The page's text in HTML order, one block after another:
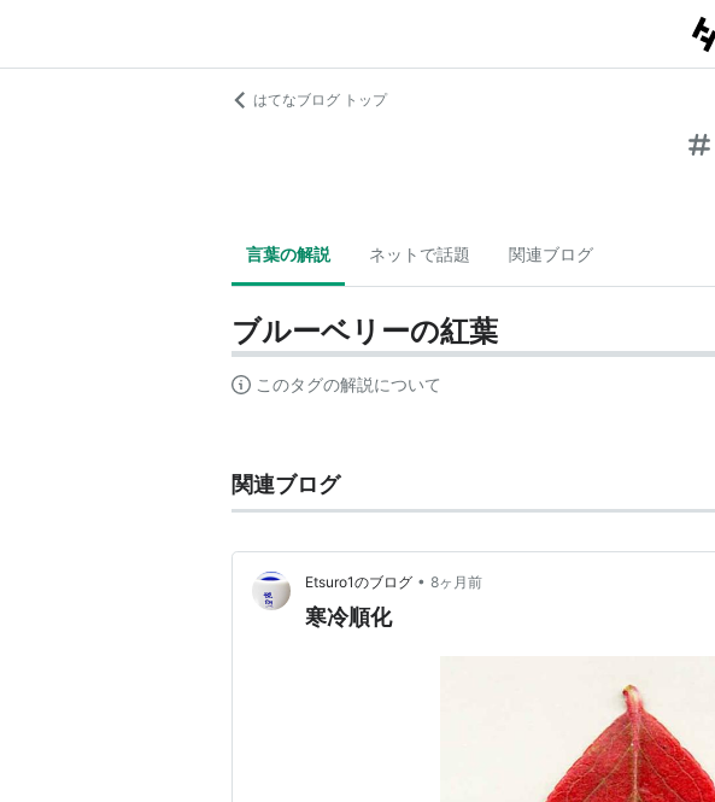
はてなブログ トップ
言葉の解説 ネットで話題 関連ブログ
ブルーベリーの紅葉
このタグの解説について
関連ブログ
Etsuro1のブログ • 8ヶ月前
寒冷順化